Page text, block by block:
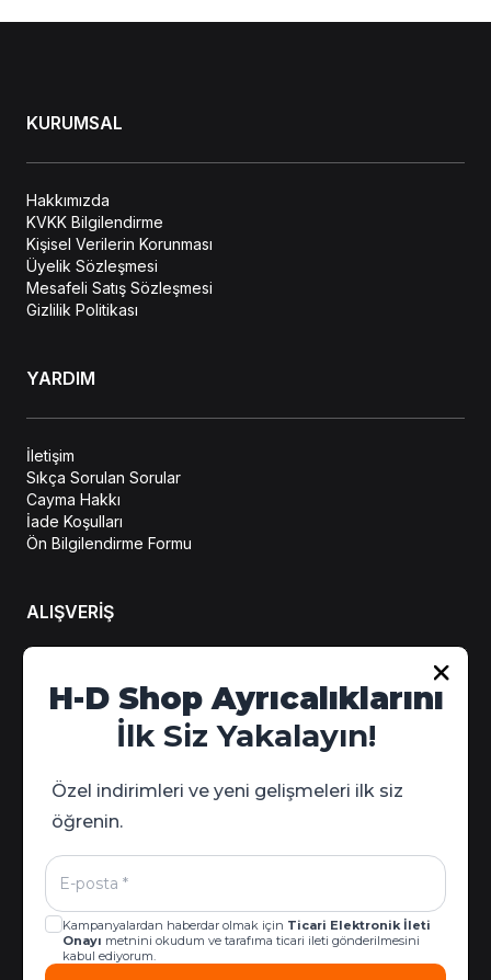
KURUMSAL
Hakkımızda
KVKK Bilgilendirme
Kişisel Verilerin Korunması
Üyelik Sözleşmesi
Mesafeli Satış Sözleşmesi
Gizlilik Politikası
YARDIM
İletişim
Sıkça Sorulan Sorular
Cayma Hakkı
İade Koşulları
Ön Bilgilendirme Formu
ALIŞVERİŞ
Hesabım
Sipariş Takip
Kampanya Detayları
H-D Shop Ayrıcalıklarını
İlk Siz Yakalayın!
Özel indirimleri ve yeni gelişmeleri ilk siz
öğrenin.
Kampanyalardan haberdar olmak için Ticari Elektronik İleti
Onayı metnini okudum ve tarafıma ticari ileti gönderilmesini
kabul ediyorum.